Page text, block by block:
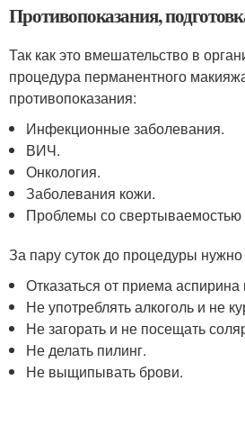
Противопоказания,
Так как это вмешательство в
процедура перманентного
противопоказания:
Инфекционные заболевания.
ВИЧ.
Онкология.
Заболевания кожи.
Проблемы со свертываемостью
За пару суток до процедуры
Отказаться от приема аспирина
Не употреблять алкоголь и не
Не загорать и не посещать
Не делать пилинг.
Не выщипывать брови.